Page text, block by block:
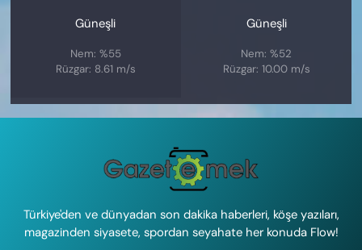
Güneşli
Nem: %55
Rüzgar: 8.61 m/s
Güneşli
Nem: %52
Rüzgar: 10.00 m/s
Türkiye'den ve dünyadan son dakika haberleri, köşe yazıları,
magazinden siyasete, spordan seyahate her konuda Flow!